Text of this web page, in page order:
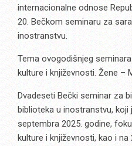
internacionalne odnose
20. Bečkom seminaru za
inostranstvu.
Tema ovogodišnjeg
kulture i književnosti. Žene –
Dvadeseti Bečki seminar za
biblioteka u inostranstvu, koji
septembra 2025. godine,
kulture i književnosti, kao i